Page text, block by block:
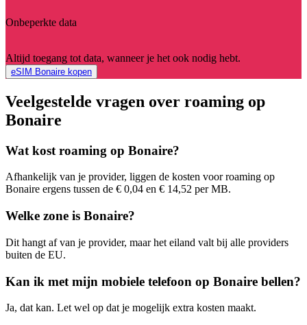
Onbeperkte data
Altijd toegang tot data, wanneer je het ook nodig hebt.
eSIM Bonaire kopen
Veelgestelde vragen over roaming op
Bonaire
Wat kost roaming op Bonaire?
Afhankelijk van je provider, liggen de kosten voor roaming op
Bonaire ergens tussen de € 0,04 en € 14,52 per MB.
Welke zone is Bonaire?
Dit hangt af van je provider, maar het eiland valt bij alle providers
buiten de EU.
Kan ik met mijn mobiele telefoon op Bonaire bellen?
Ja, dat kan. Let wel op dat je mogelijk extra kosten maakt.